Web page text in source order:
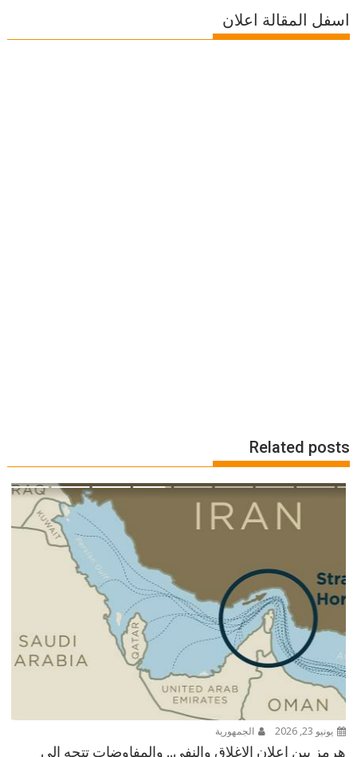
اسفل المقالة اعلان
Related posts
يونيو 23, 2026 الجمهورية
هرمز بين إعلان الإغلاق والنفي.. والمفاوضات تتجه إلى